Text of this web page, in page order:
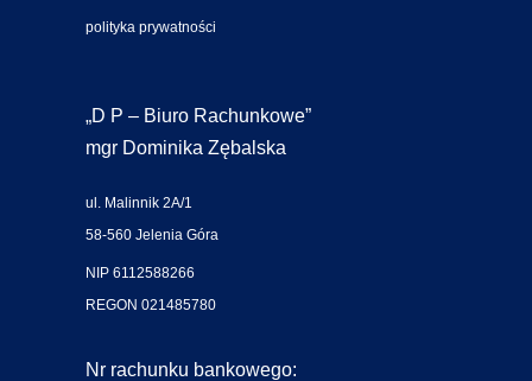
polityka prywatności
„D P – Biuro Rachunkowe”
mgr Dominika Zębalska
ul. Malinnik 2A/1
58-560 Jelenia Góra
NIP 6112588266
REGON 021485780
Nr rachunku bankowego: